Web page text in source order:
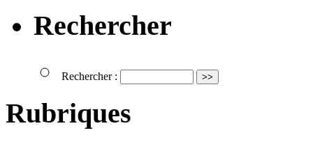
Rechercher
Rechercher :
Rubriques